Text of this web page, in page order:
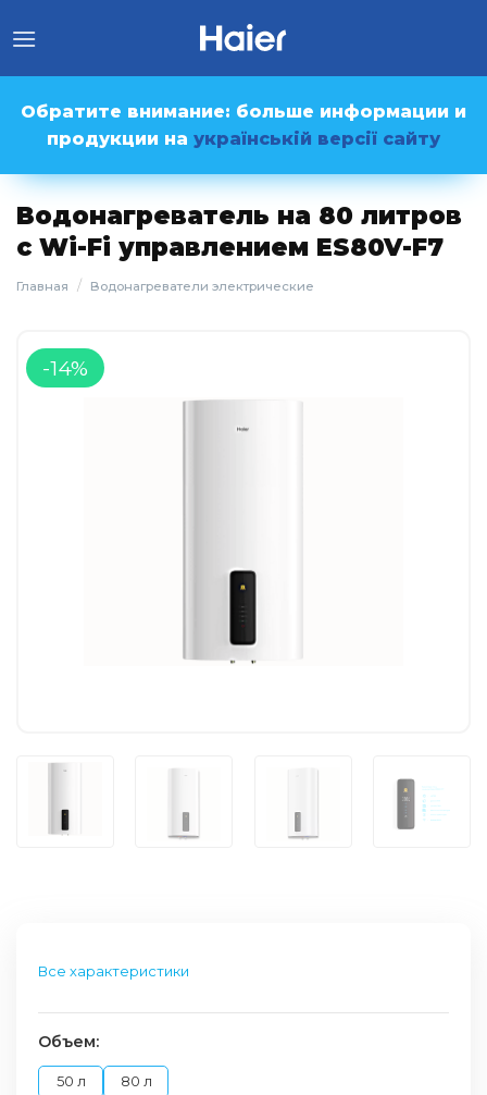
to
Обратите внимание: больше информации и
продукции на українській версії сайту
Водонагреватель на 80 литров
с Wi-Fi управлением ES80V-F7
Главная / Водонагреватели электрические
-14%
Все характеристики
Объем:
50 л 80 л